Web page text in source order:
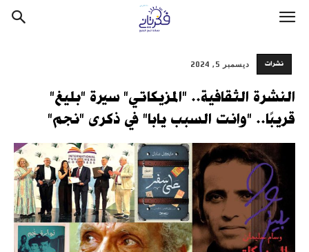
نشرات ديسمبر 5, 2024
النشرة الثقافية.. "المزيكاتي" سيرة "بليغ"
قريبًا.. "وانت السبب يابا" في ذكرى "نجم"